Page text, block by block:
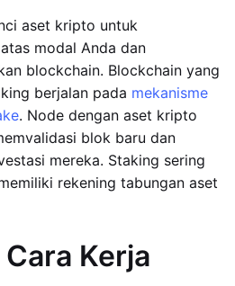
aset kripto untuk
modal Anda dan
blockchain. Blockchain yang
berjalan pada mekanisme
. Node dengan aset kripto
blok baru dan
mereka. Staking sering
rekening tabungan aset
Kerja